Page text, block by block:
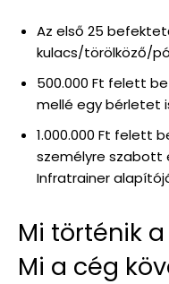
Az első 25
kulacs/törölköző/
500.000 Ft felett
mellé egy bérletet
1.000.000 Ft felett
személyre szabott
Infratrainer
Mi történik
Mi a cég